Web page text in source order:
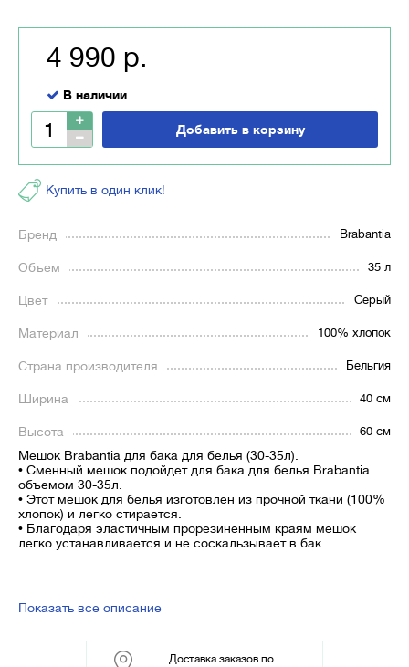
Бренд Brabantia
Объем 35 л
Цвет Серый
Материал 100% хлопок
Страна производителя Бельгия
Ширина 40 см
Высота 60 см
Мешок Brabantia для бака для белья (30-35л).
• Сменный мешок подойдет для бака для белья Brabantia
объемом 30-35л.
• Этот мешок для белья изготовлен из прочной ткани (100%
хлопок) и легко стирается.
• Благодаря эластичным прорезиненным краям мешок
легко устанавливается и не соскальзывает в бак.
Показать все описание
Доставка заказов по
4 990 р.
В наличии
Добавить в корзину
Купить в один клик!